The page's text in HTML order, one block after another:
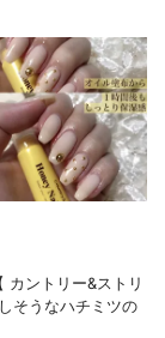
カントリー&ストリ
そうなハチミツの